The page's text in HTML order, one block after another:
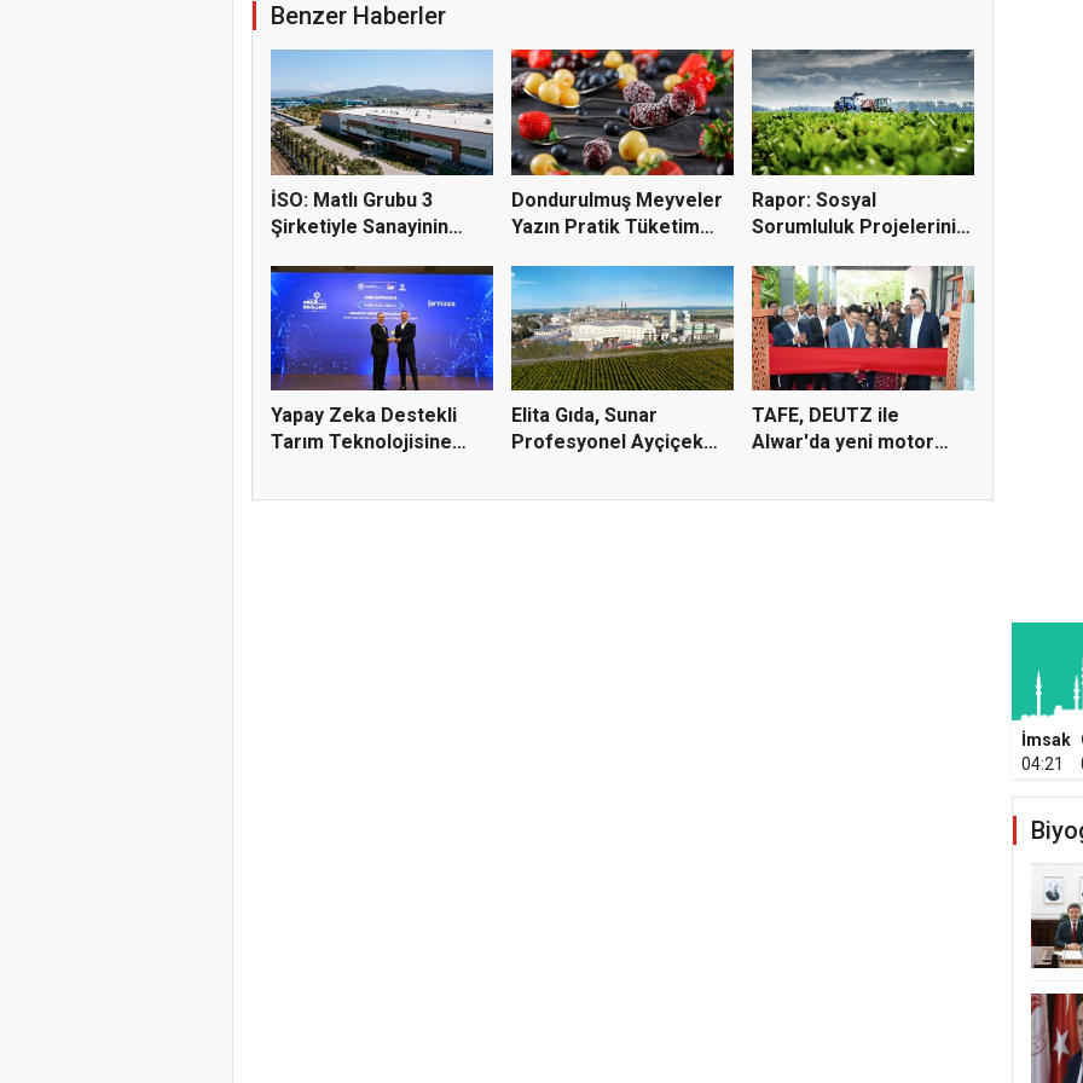
Benzer Haberler
İSO: Matlı Grubu 3
Şirketiyle Sanayinin
Dondurulmuş Meyveler
Yazın Pratik Tüketim
Rapor: Sosyal
Sorumluluk Projelerinin
Yapay Zeka Destekli
Tarım Teknolojisine
Elita Gıda, Sunar
Profesyonel Ayçiçek
TAFE, DEUTZ ile
Alwar'da yeni motor
İmsak
04:21